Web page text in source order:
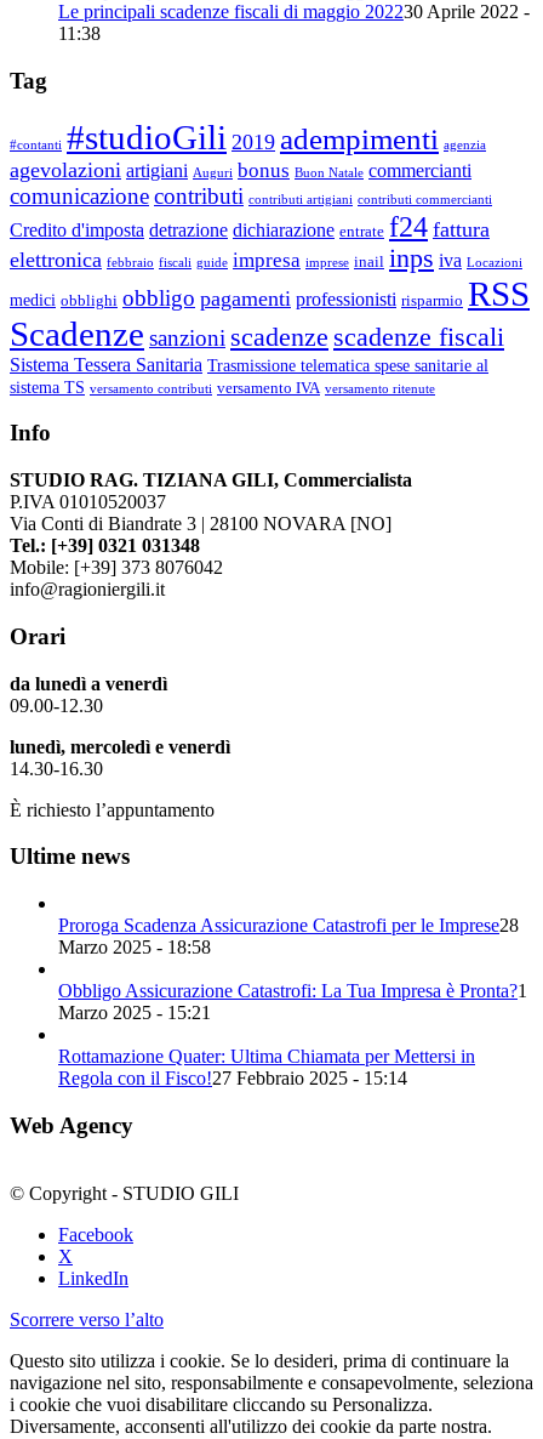
Le principali scadenze fiscali di maggio 202230 Aprile 2022 -
11:38
Tag
#contanti #studioGili 2019 adempimenti agenzia
agevolazioni artigiani Auguri bonus Buon Natale commercianti
comunicazionecontributi contributi artigiani contributi commercianti
Credito d'imposta detrazione dichiarazione entrate f24 fattura
elettronica febbraio fiscali guide impresa imprese inail inps iva Locazioni
medici obblighi obbligo pagamenti professionisti risparmio RSS
Scadenze sanzioni scadenze scadenze fiscali
Sistema Tessera Sanitaria Trasmissione telematica spese sanitarie al
sistema TS versamento contributi versamento IVA versamento ritenute
Info
STUDIO RAG. TIZIANA GILI, Commercialista
P.IVA 01010520037
Via Conti di Biandrate 3 | 28100 NOVARA [NO]
Tel.: [+39] 0321 031348
Mobile: [+39] 373 8076042
info@ragioniergili.it
Orari
da lunedì a venerdì
09.00-12.30
lunedì, mercoledì e venerdì
14.30-16.30
È richiesto l’appuntamento
Ultime news
Proroga Scadenza Assicurazione Catastrofi per le Imprese28
Marzo 2025 - 18:58
Obbligo Assicurazione Catastrofi: La Tua Impresa è Pronta?1
Marzo 2025 - 15:21
Rottamazione Quater: Ultima Chiamata per Mettersi in
Regola con il Fisco!27 Febbraio 2025 - 15:14
Web Agency
© Copyright - STUDIO GILI
Facebook
X
LinkedIn
Scorrere verso l’alto
Questo sito utilizza i cookie. Se lo desideri, prima di continuare la
navigazione nel sito, responsabilmente e consapevolmente, seleziona
i cookie che vuoi disabilitare cliccando su Personalizza.
Diversamente, acconsenti all'utilizzo dei cookie da parte nostra.